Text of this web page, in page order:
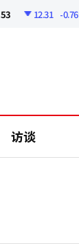
12.31 -0.76%
访谈